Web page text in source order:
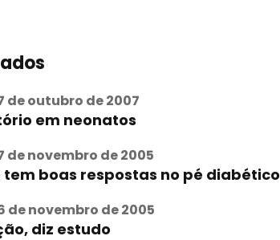
de outubro de 2007
em neonatos
de novembro de 2005
boas respostas no pé diabético
de novembro de 2005
diz estudo